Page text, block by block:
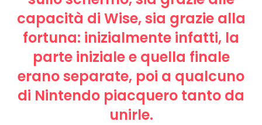
capacità di Wise, sia grazie alla
fortuna: inizialmente infatti, la
parte iniziale e quella finale
erano separate, poi a qualcuno
di Nintendo piacquero tanto da
unirle.